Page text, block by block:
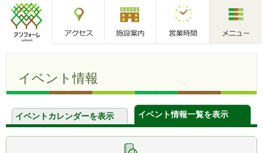
アンフォーレ 施設案内 営業時間
イベント情報
イベントカレンダーを表示 イベント情報一覧を表示